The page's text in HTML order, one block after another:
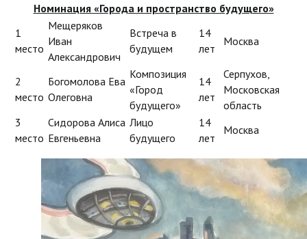
Номинация «Города и пространство будущего»
1
место
Мещеряков
Иван
Александрович
Встреча в
будущем
14
лет
Москва
2
место
Богомолова Ева
Олеговна
Композиция
«Город
будущего»
14
лет
Серпухов,
Московская
область
3
место
Сидорова Алиса
Евгеньевна
Лицо
будущего
14
лет
Москва